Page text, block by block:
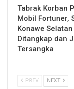
Tabrak Korban
Mobil Fortuner,
Konawe Selatan
Ditangkap dan
Tersangka
PREV NEXT